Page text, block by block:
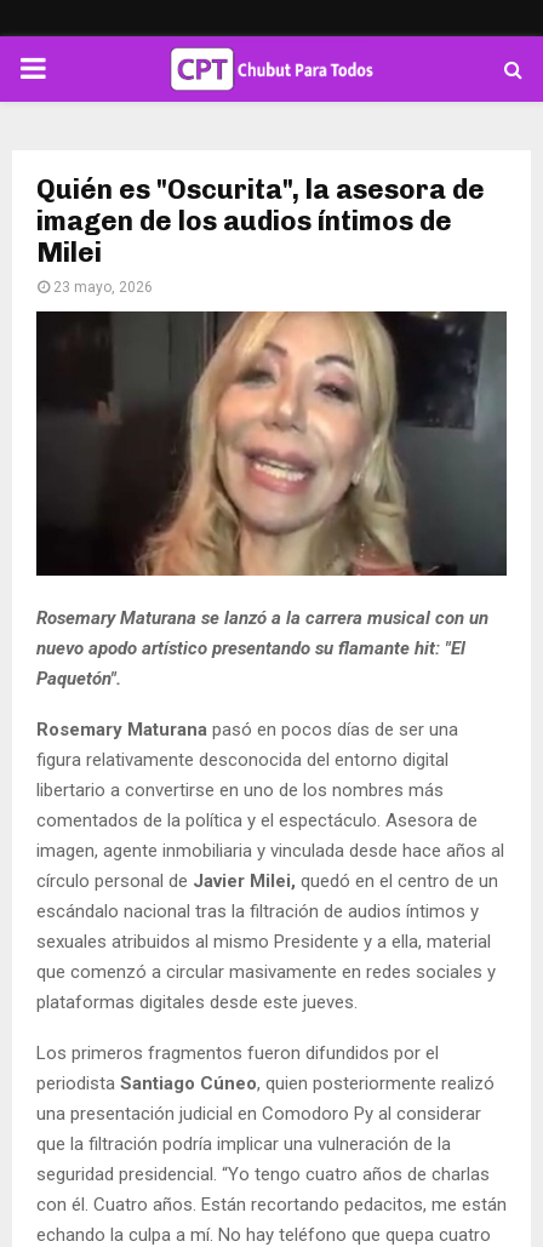
PRIMARY
Quién es "Oscurita", la asesora de
imagen de los audios íntimos de
Milei
23 mayo, 2026
Rosemary Maturana se lanzó a la carrera musical con un
nuevo apodo artístico presentando su flamante hit: "El
Paquetón".
Rosemary Maturana pasó en pocos días de ser una
figura relativamente desconocida del entorno digital
libertario a convertirse en uno de los nombres más
comentados de la política y el espectáculo. Asesora de
imagen, agente inmobiliaria y vinculada desde hace años al
círculo personal de Javier Milei, quedó en el centro de un
escándalo nacional tras la filtración de audios íntimos y
sexuales atribuidos al mismo Presidente y a ella, material
que comenzó a circular masivamente en redes sociales y
plataformas digitales desde este jueves.
Los primeros fragmentos fueron difundidos por el
periodista Santiago Cúneo, quien posteriormente realizó
una presentación judicial en Comodoro Py al considerar
que la filtración podría implicar una vulneración de la
seguridad presidencial. “Yo tengo cuatro años de charlas
con él. Cuatro años. Están recortando pedacitos, me están
echando la culpa a mí. No hay teléfono que quepa cuatro